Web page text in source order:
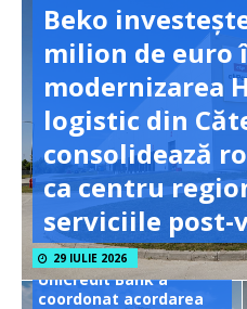
Beko
milion de euro
modernizarea
logistic din
consolidează
ca centru
serviciile post-
29 IULIE 2026
UniCredit Bank a
coordonat acordarea